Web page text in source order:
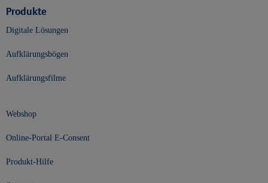
Produkte
Digitale Lösungen
Aufklärungsbögen
Aufklärungsfilme
Webshop
Online-Portal E-Consent
Produkt-Hilfe